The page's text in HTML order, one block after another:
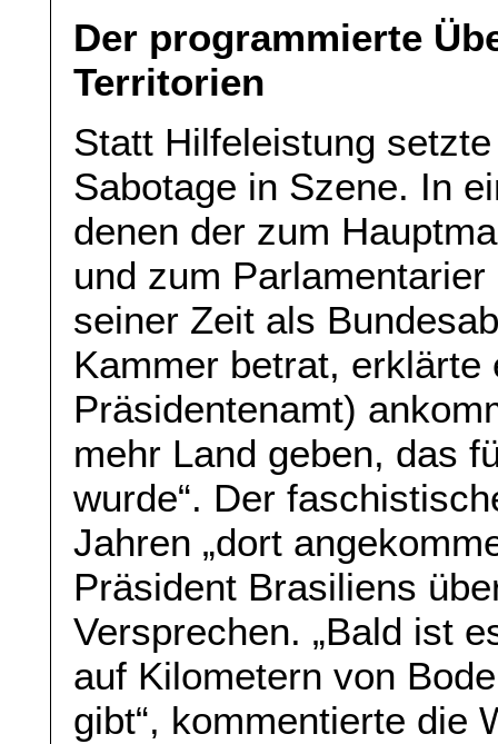
Der programmierte
Territorien
Statt Hilfeleistung
Sabotage in Szene. In
denen der zum
und zum
seiner Zeit als
Kammer betrat, erklärte
Präsidentenamt)
mehr Land geben, das
wurde“. Der
Jahren „dort
Präsident Brasiliens
Versprechen. „Bald ist
auf Kilometern von
gibt“, kommentierte die